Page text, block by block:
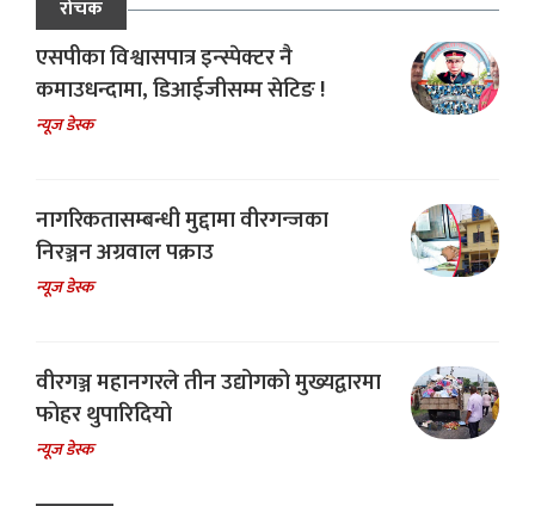
रोचक
एसपीका विश्वासपात्र इन्स्पेक्टर नै
कमाउधन्दामा, डिआईजीसम्म सेटिङ !
न्यूज डेस्क
नागरिकतासम्बन्धी मुद्दामा वीरगन्जका
निरञ्जन अग्रवाल पक्राउ
न्यूज डेस्क
वीरगञ्ज महानगरले तीन उद्योगको मुख्यद्वारमा
फोहर थुपारिदियो
न्यूज डेस्क